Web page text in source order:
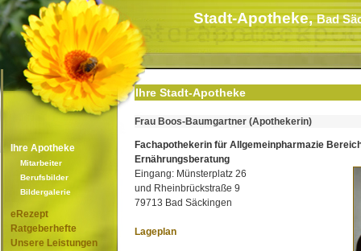
Stadt-Apotheke,Bad
Ihre Apotheke
Mitarbeiter
Berufsbilder
Bildergalerie
eRezept
Ratgeberhefte
Unsere Leistungen
Ihre Stadt-Apotheke
Frau Boos-Baumgartner (Apothekerin)
Fachapothekerin für Allgemeinpharmazie
Ernährungsberatung
Eingang: Münsterplatz 26
und Rheinbrückstraße 9
79713 Bad Säckingen
Lageplan